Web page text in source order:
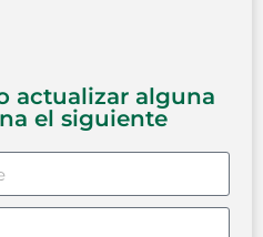
actualizar alguna
el siguiente